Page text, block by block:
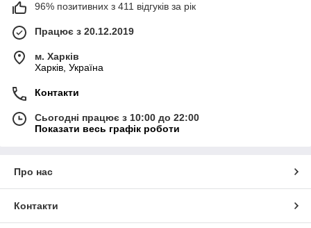
96% позитивних з 411 відгуків за рік
Працює з 20.12.2019
м. Харків
Харків, Україна
Контакти
Сьогодні працює з 10:00 до 22:00
Показати весь графік роботи
Про нас
Контакти